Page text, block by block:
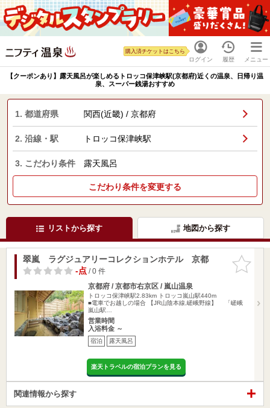
ログイン
購入済チケットはこちら
履歴 メニュー
【クーポンあり】露天風呂が楽しめるトロッコ保津峡駅(京都府)近くの温泉、日帰り温
泉、スーパー銭湯おすすめ
1. 都道府県 関西(近畿) / 京都府
2. 沿線・駅 トロッコ保津峡駅
3. こだわり条件 露天風呂
こだわり条件を変更する
リストから探す 地図から探す
お気に入
りに追加
翠嵐 ラグジュアリーコレクションホテル 京都
-点/ 0 件
京都府 / 京都市右京区 / 嵐山温泉
トロッコ保津峡駅2.83km トロッコ嵐山駅440m
■電車でお越しの場合 【JR山陰本線,嵯峨野線】 「嵯峨
嵐山駅…
営業時間
入浴料金 ～
宿泊 露天風呂
楽天トラベルの宿泊プランを見る
関連情報から探す